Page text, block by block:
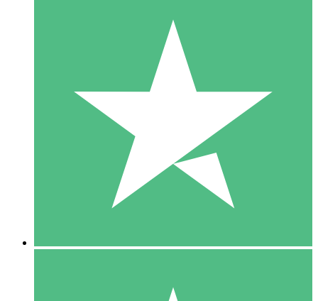
Paquetes de Créditos Individuales
Paga según el uso con créditos de descarga. Sin compromiso
10 00
10 Descargas